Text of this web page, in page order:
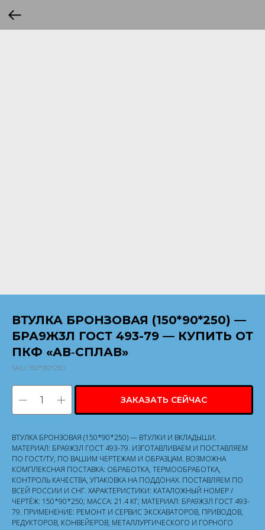
ВТУЛКА БРОНЗОВАЯ (150*90*250) —
БРА9Ж3Л ГОСТ 493-79 — КУПИТЬ ОТ
ПКФ «АВ‑СПЛАВ»
SKU: 150*90*250
ЗАКАЗАТЬ СЕЙЧАС
ВТУЛКА БРОНЗОВАЯ (150*90*250) — ВТУЛКИ И ВКЛАДЫШИ.
МАТЕРИАЛ: БРА9Ж3Л ГОСТ 493-79. ИЗГОТАВЛИВАЕМ И ПОСТАВЛЯЕМ
ПО ГОСТ/ТУ, ПО ВАШИМ ЧЕРТЕЖАМ И ОБРАЗЦАМ. ВОЗМОЖНА
КОМПЛЕКСНАЯ ПОСТАВКА: ОБРАБОТКА, ТЕРМООБРАБОТКА,
КОНТРОЛЬ КАЧЕСТВА, УПАКОВКА НА ПОДДОНАХ. ПОСТАВЛЯЕМ ПО
ВСЕЙ РОССИИ И СНГ. ХАРАКТЕРИСТИКИ: КАТАЛОЖНЫЙ НОМЕР /
ЧЕРТЁЖ: 150*90*250; МАССА: 21.4 КГ; МАТЕРИАЛ: БРА9Ж3Л ГОСТ 493-
79. ПРИМЕНЕНИЕ: РЕМОНТ И СЕРВИС ЭКСКАВАТОРОВ, ПРИВОДОВ,
РЕДУКТОРОВ, КОНВЕЙЕРОВ, МЕТАЛЛУРГИЧЕСКОГО И ГОРНОГО